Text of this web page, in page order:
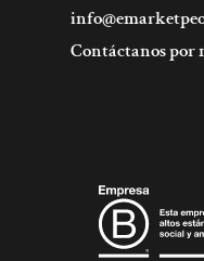
Contáctanos por